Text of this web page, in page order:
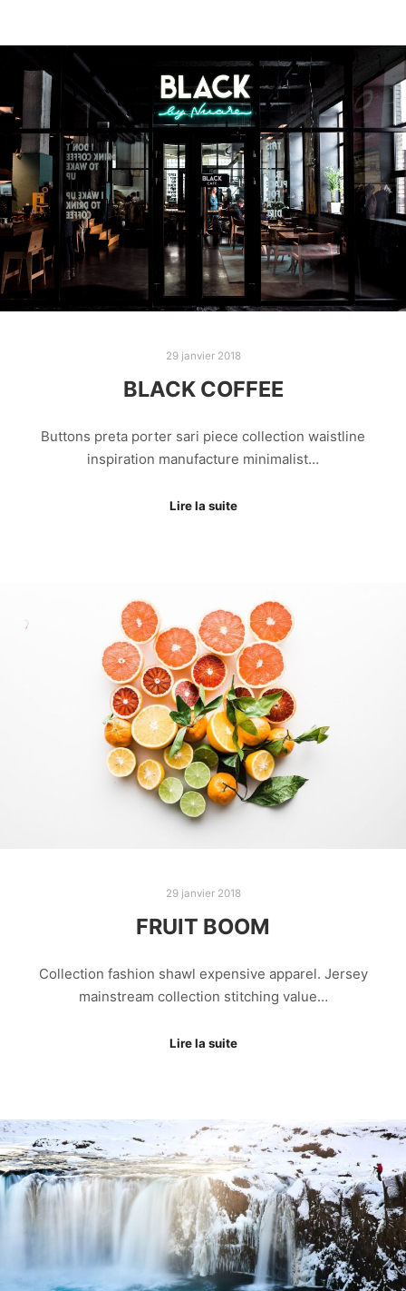
29 janvier 2018
BLACK COFFEE
Buttons preta porter sari piece collection waistline
inspiration manufacture minimalist…
Lire la suite
29 janvier 2018
FRUIT BOOM
Collection fashion shawl expensive apparel. Jersey
mainstream collection stitching value…
Lire la suite